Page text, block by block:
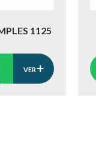
1125
VER